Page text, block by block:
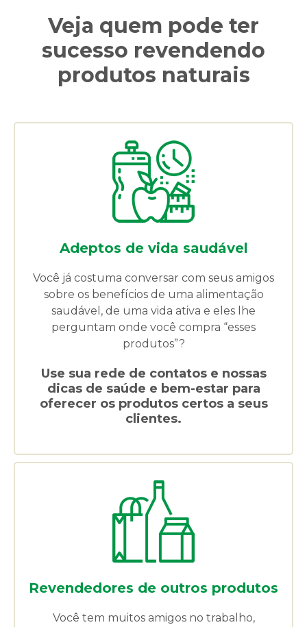
Veja quem pode ter
sucesso revendendo
produtos naturais
Adeptos de vida saudável
Você já costuma conversar com seus amigos
sobre os benefícios de uma alimentação
saudável, de uma vida ativa e eles lhe
perguntam onde você compra “esses
produtos”?
Use sua rede de contatos e nossas
dicas de saúde e bem-estar para
oferecer os produtos certos a seus
clientes.
Revendedores de outros produtos
Você tem muitos amigos no trabalho,